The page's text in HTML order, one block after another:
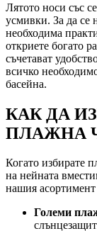
Лятото носи със
усмивки. За да се
необходима
откриете богато
съчетават
всичко
басейна.
КАК ДА
ПЛАЖНА
Когато избирате
на нейната
нашия
Големи